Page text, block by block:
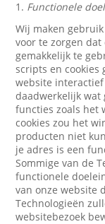
1. Functionele
Wij maken
voor te zorgen
gemakkelijk te
scripts en cookies
website
daadwerkelijk wat
functies zoals het
cookies zou het
producten niet
je adres is een
Sommige van de
functionele
van onze website
Technologieën
websitebezoek